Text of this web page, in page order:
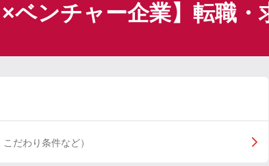
ベンチャー企業】転職・
だわり条件など）